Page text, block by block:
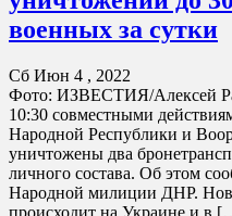
военных за сутки
Сб Июн 4 , 2022
Фото: ИЗВЕСТИЯ/Алексей
10:30 совместными
Народной Республики и
уничтожены два
личного состава. Об этом
Народной милиции ДНР.